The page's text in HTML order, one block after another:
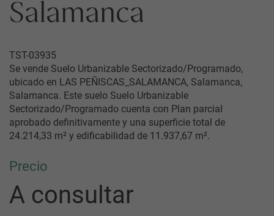
Salamanca
TST-03935
Se vende Suelo Urbanizable Sectorizado/Programado,
ubicado en LAS PEÑISCAS_SALAMANCA, Salamanca,
Salamanca. Este suelo Suelo Urbanizable
Sectorizado/Programado cuenta con Plan parcial
aprobado definitivamente y una superficie total de
24.214,33 m² y edificabilidad de 11.937,67 m².
Precio
A consultar